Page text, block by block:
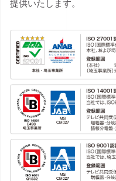
提供いたします。